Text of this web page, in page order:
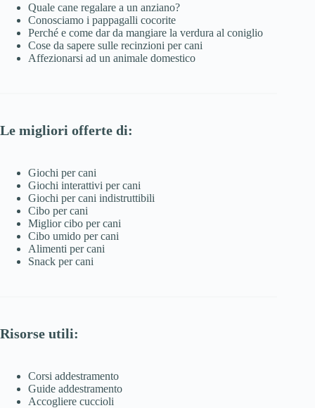
Quale cane regalare a un anziano?
Conosciamo i pappagalli cocorite
Perché e come dar da mangiare la verdura al coniglio
Cose da sapere sulle recinzioni per cani
Affezionarsi ad un animale domestico
Le migliori offerte di:
Giochi per cani
Giochi interattivi per cani
Giochi per cani indistruttibili
Cibo per cani
Miglior cibo per cani
Cibo umido per cani
Alimenti per cani
Snack per cani
Risorse utili:
Corsi addestramento
Guide addestramento
Accogliere cuccioli